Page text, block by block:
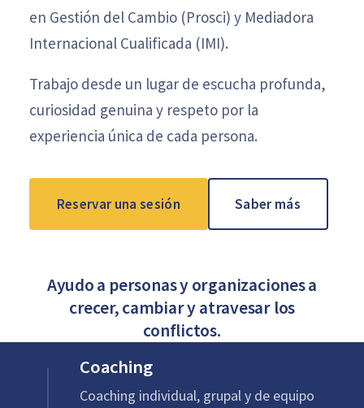
en Gestión del Cambio (Prosci) y Mediadora
Internacional Cualificada (IMI).
Trabajo desde un lugar de escucha profunda,
curiosidad genuina y respeto por la
experiencia única de cada persona.
Reservar una sesión Saber más
Ayudo a personas y organizaciones a
crecer, cambiar y atravesar los
conflictos.
Coaching
Coaching individual, grupal y de equipo